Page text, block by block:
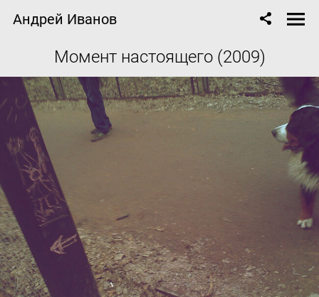
Андрей Иванов
Момент настоящего (2009)